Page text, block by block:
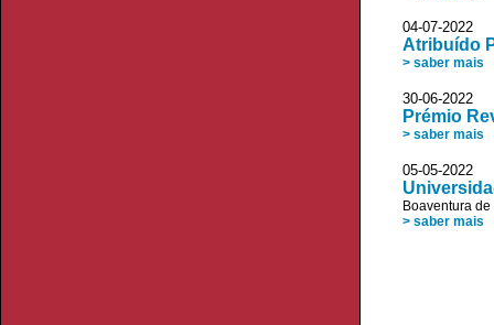
04-07-2022
Atribuído
> saber mais
30-06-
Prémio
> saber mais
05-05-
Boaventura
> saber mais